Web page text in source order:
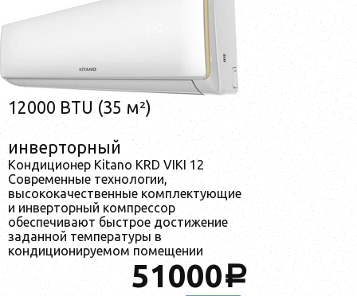
12000 BTU (35 м²)
инверторный
Кондиционер Kitano KRD VIKI 12
Современные технологии,
высококачественные комплектующие
и инверторный компрессор
обеспечивают быстрое достижение
заданной температуры в
кондиционируемом помещении
51000a